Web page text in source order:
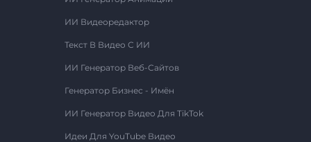
ИИ Видеоредактор
Текст В Видео С ИИ
ИИ Генератор Веб-Сайтов
Генератор Бизнес - Имён
ИИ Генератор Видео Для TikTok
Идеи Для YouTube Видео